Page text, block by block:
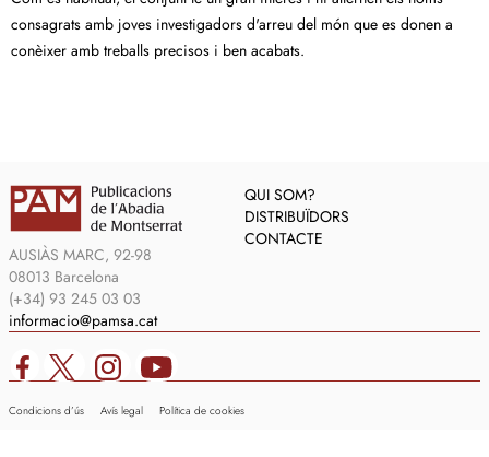
consagrats amb joves investigadors d'arreu del món que es donen a
conèixer amb treballs precisos i ben acabats.
AUSIÀS MARC, 92-98
08013 Barcelona
(+34) 93 245 03 03
informacio@pamsa.cat
QUI SOM?
DISTRIBUÏDORS
CONTACTE
Condicions d’ús Avís legal Política de cookies